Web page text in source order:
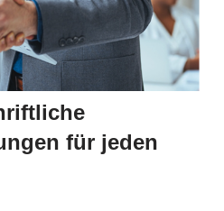
für jeden